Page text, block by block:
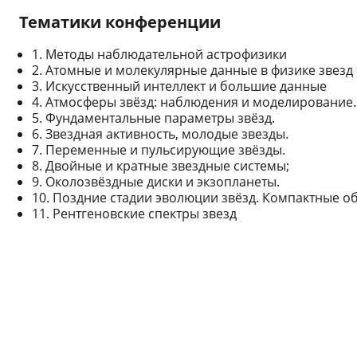
Тематики конференции
1. Методы наблюдательной астрофизики
2. Атомные и молекулярные данные в физике звезд
3. Искусственный интеллект и большие данные
4. Атмосферы звёзд: наблюдения и моделирование.
5. Фундаментальные параметры звёзд.
6. Звездная активность, молодые звезды.
7. Переменные и пульсирующие звёзды.
8. Двойные и кратные звездные системы;
9. Околозвёздные диски и экзопланеты.
10. Поздние стадии эволюции звёзд. Компактные
11. Рентгеновские спектры звезд